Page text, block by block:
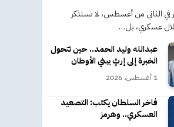
في الثاني من أغسطس، لا تستذكر
عسكري، بل…
عبدالله وليد الحمد.. حين تتحول
الخبرة إلى إرثٍ يبني الأوطان
1 أغسطس، 2026
فاخر السلطان يكتب: التصعيد
العسكري.. وهرمز